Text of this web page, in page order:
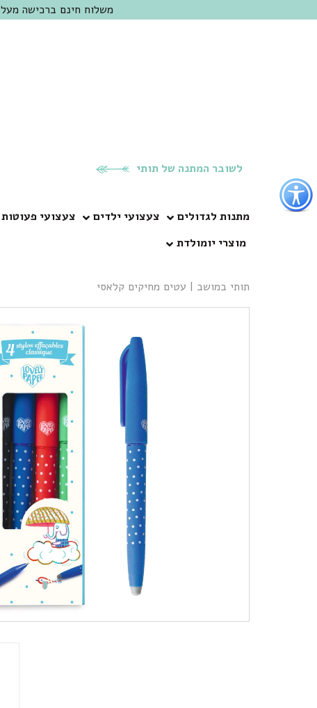
כפתור
לפתיחת
תפריט
נגישות
משלוח חינם ברכישה מעל 300 ש"ח | אופציה למשלוח מהיום להיום באזור המרכז | מוזמנים לבקר בחנות בכפר שמריהו
לשובר המתנה של תותי
מתנות לגדולים צעצועי ילדים צעצועי פעוטות
מוצרי יומולדת
תותי במושב | עטים מחיקים קלאסי